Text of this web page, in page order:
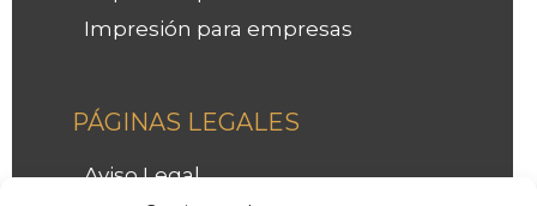
Impresión para empresas
PÁGINAS LEGALES
Aviso Legal
Facebook
Instagram
LinkedIn